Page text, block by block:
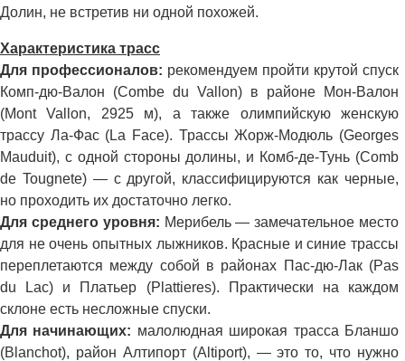
Долин, не встретив ни одной похожей.
Характеристика трасс
Для профессионалов: рекомендуем пройти крутой спуск
Комп-дю-Валон (Combe du Vallon) в районе Мон-Валон
(Mont Vallon, 2925 м), а также олимпийскую женскую
трассу Ла-Фас (La Face). Трассы Жорж-Модюль (Georges
Mauduit), с одной стороны долины, и Комб-де-Тунь (Comb
de Tougnete) — с другой, классифицируются как черные,
но проходить их достаточно легко.
Для среднего уровня: Мерибель — замечательное место
для не очень опытных лыжников. Красные и синие трассы
переплетаются между собой в районах Пас-дю-Лак (Pas
du Lac) и Платьер (Plattieres). Практически на каждом
склоне есть несложные спуски.
Для начинающих: малолюдная широкая трасса Бланшо
(Blanchot), район Алтипорт (Altiport), — это то, что нужно